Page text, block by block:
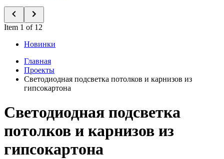
Item 1 of 12
Новинки
Главная
Проекты
Светодиодная подсветка потолков и карнизов из
гипсокартона
Светодиодная подсветка
потолков и карнизов из
гипсокартона